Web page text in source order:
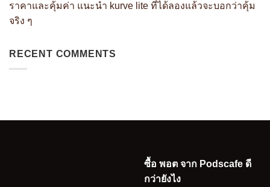
ราคาและคุ้มค่า แนะนำ kurve lite ที่ได้ลองแล้วจะบอกว่าคุ้ม
จริง ๆ
RECENT COMMENTS
ซื้อ พอต จาก Podscafe ดี
กว่ายังไง